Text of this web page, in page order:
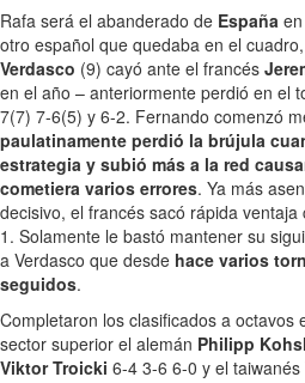
Rafa será el abanderado de España
otro español que quedaba en el
Verdasco (9) cayó ante el francés
en el año – anteriormente perdió en el
7(7) 7-6(5) y 6-2. Fernando comenzó
paulatinamente perdió la brújula
estrategia y subió más a la red
cometiera varios errores. Ya más
decisivo, el francés sacó rápida
1. Solamente le bastó mantener su
a Verdasco que desde hace varios
seguidos.
Completaron los clasificados a octavos
sector superior el alemán Philipp
Viktor Troicki 6-4 3-6 6-0 y el taiwanés